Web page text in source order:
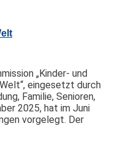
„Kinder- und
eingesetzt durch
Familie, Senioren,
2025, hat im Juni
vorgelegt. Der